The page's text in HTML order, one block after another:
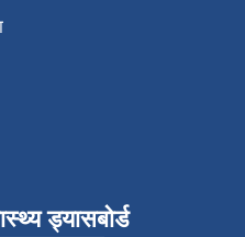
ड्यासबोर्ड